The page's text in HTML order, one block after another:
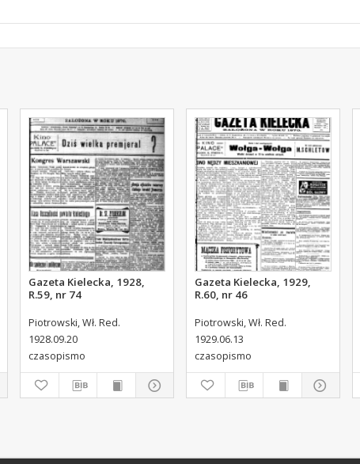
Gazeta Kielecka, 1928,
R.59, nr 74
Piotrowski, Wł. Red.
1928.09.20
czasopismo
Gazeta Kielecka, 1929,
R.60, nr 46
Piotrowski, Wł. Red.
1929.06.13
czasopismo